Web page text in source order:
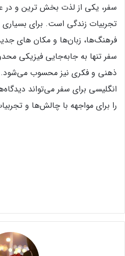
سفر، یکی از لذت‌ بخش‌ ترین و در
تجربیات زندگی است. برای
فرهنگ‌ها، زبان‌ها و مکان‌ های
سفر تنها به جابه‌جایی فیزیکی
ذهنی و فکری نیز محسوب می‌شود.
انگلیسی برای سفر می‌تواند
را برای مواجهه با چالش‌ها و